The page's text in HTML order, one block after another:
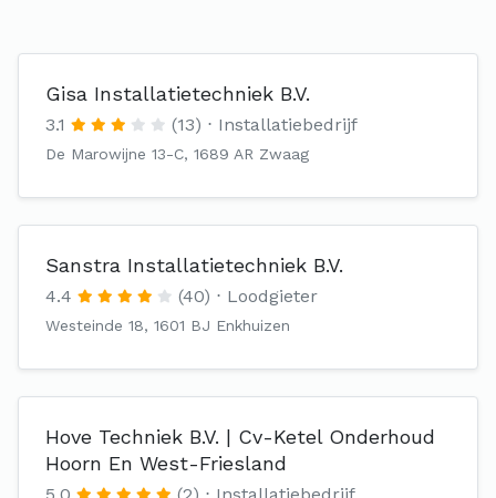
Gisa Installatietechniek B.V.
3.1 (13) Installatiebedrijf
De Marowijne 13-C, 1689 AR Zwaag
Sanstra Installatietechniek B.V.
4.4 (40) Loodgieter
Westeinde 18, 1601 BJ Enkhuizen
Hove Techniek B.V. | Cv-Ketel Onderhoud
Hoorn En West-Friesland